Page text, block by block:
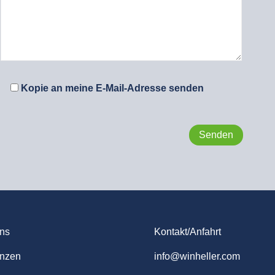
Kopie an meine E-Mail-Adresse senden
Kontakt/Anfahrt
info@winheller.com